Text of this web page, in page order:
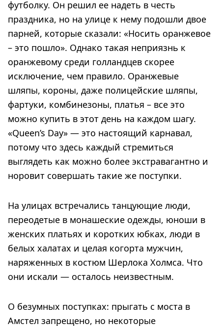
футболку. Он решил ее надеть в честь
праздника, но на улице к нему подошли двое
парней, которые сказали: «Носить оранжевое
– это пошло». Однако такая неприязнь к
оранжевому среди голландцев скорее
исключение, чем правило. Оранжевые
шляпы, короны, даже полицейские шляпы,
фартуки, комбинезоны, платья – все это
можно купить в этот день на каждом шагу.
«Queen’s Day» — это настоящий карнавал,
потому что здесь каждый стремиться
выглядеть как можно более экстравагантно и
норовит совершать такие же поступки.
На улицах встречались танцующие люди,
переодетые в монашеские одежды, юноши в
женских платьях и коротких юбках, люди в
белых халатах и целая когорта мужчин,
наряженных в костюм Шерлока Холмса. Что
они искали — осталось неизвестным.
О безумных поступках: прыгать с моста в
Амстел запрещено, но некоторые